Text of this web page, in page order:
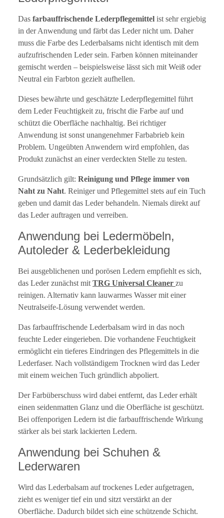
Das farbauffrischende Lederpflegemittel ist sehr ergiebig
in der Anwendung und färbt das Leder nicht um. Daher
muss die Farbe des Lederbalsams nicht identisch mit dem
aufzufrischenden Leder sein. Farben können miteinander
gemischt werden – beispielsweise lässt sich mit Weiß oder
Neutral ein Farbton gezielt aufhellen.
Dieses bewährte und geschätzte Lederpflegemittel führt
dem Leder Feuchtigkeit zu, frischt die Farbe auf und
schützt die Oberfläche nachhaltig. Bei richtiger
Anwendung ist sonst unangenehmer Farbabrieb kein
Problem. Ungeübten Anwendern wird empfohlen, das
Produkt zunächst an einer verdeckten Stelle zu testen.
Grundsätzlich gilt: Reinigung und Pflege immer von
Naht zu Naht. Reiniger und Pflegemittel stets auf ein Tuch
geben und damit das Leder behandeln. Niemals direkt auf
das Leder auftragen und verreiben.
Anwendung bei Ledermöbeln,
Autoleder & Lederbekleidung
Bei ausgeblichenen und porösen Ledern empfiehlt es sich,
das Leder zunächst mit TRG Universal Cleaner zu
reinigen. Alternativ kann lauwarmes Wasser mit einer
Neutralseife-Lösung verwendet werden.
Das farbauffrischende Lederbalsam wird in das noch
feuchte Leder eingerieben. Die vorhandene Feuchtigkeit
ermöglicht ein tieferes Eindringen des Pflegemittels in die
Lederfaser. Nach vollständigem Trocknen wird das Leder
mit einem weichen Tuch gründlich abpoliert.
Der Farbüberschuss wird dabei entfernt, das Leder erhält
einen seidenmatten Glanz und die Oberfläche ist geschützt.
Bei offenporigen Ledern ist die farbauffrischende Wirkung
stärker als bei stark lackierten Ledern.
Anwendung bei Schuhen &
Lederwaren
Wird das Lederbalsam auf trockenes Leder aufgetragen,
zieht es weniger tief ein und sitzt verstärkt an der
Oberfläche. Dadurch bildet sich eine schützende Schicht.